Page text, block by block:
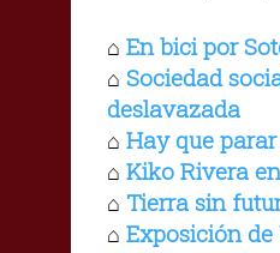
⌂ En bici por
⌂ Sociedad
deslavazada
⌂ Hay que
⌂ Kiko Rivera
⌂ Tierra sin
⌂ Exposición